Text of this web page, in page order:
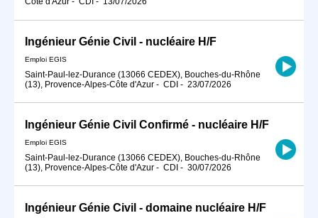
Ingénieur Génie Civil - nucléaire H/F
Emploi EGIS
Saint-Paul-lez-Durance (13066 CEDEX), Bouches-du-Rhône
(13), Provence-Alpes-Côte d'Azur - CDI - 23/07/2026
Ingénieur Génie Civil Confirmé - nucléaire H/F
Emploi EGIS
Saint-Paul-lez-Durance (13066 CEDEX), Bouches-du-Rhône
(13), Provence-Alpes-Côte d'Azur - CDI - 30/07/2026
Ingénieur Génie Civil - domaine nucléaire H/F